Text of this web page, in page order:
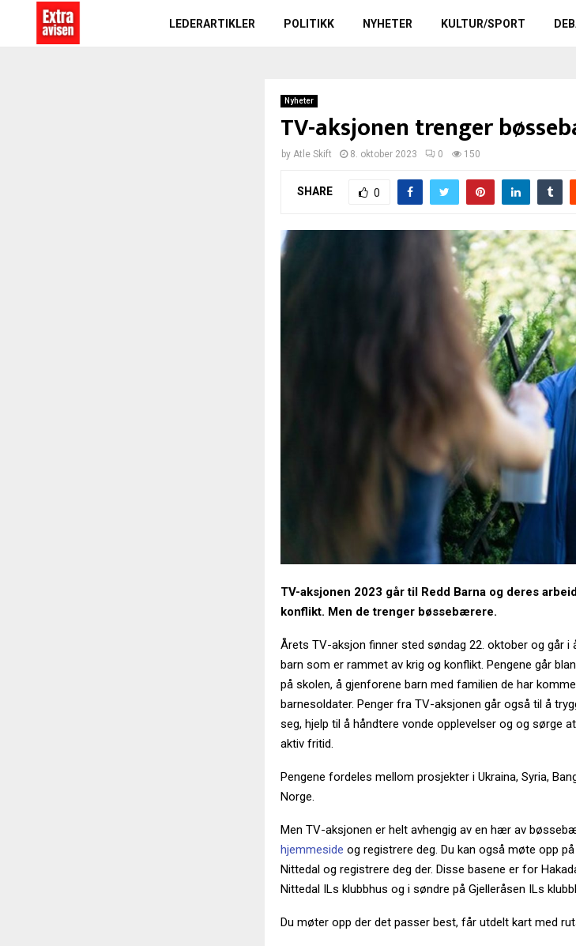
LEDERARTIKLER POLITIKK NYHETER KULTUR/SPORT
Nyheter
TV-aksjonen trenger
by Atle Skift 8. oktober 2023 0 150
SHARE 0
TV-aksjonen 2023 går til Redd Barna og deres
konflikt. Men de trenger bøssebærere.
Årets TV-aksjon finner sted søndag 22. oktober og går i
barn som er rammet av krig og konflikt. Pengene går
på skolen, å gjenforene barn med familien de har
barnesoldater. Penger fra TV-aksjonen går også til å
seg, hjelp til å håndtere vonde opplevelser og og sørge
aktiv fritid.
Pengene fordeles mellom prosjekter i Ukraina, Syria,
Norge.
Men TV-aksjonen er helt avhengig av en hær av
hjemmeside og registrere deg. Du kan også møte opp
Nittedal og registrere deg der. Disse basene er for
Nittedal ILs klubbhus og i søndre på Gjelleråsen ILs
Du møter opp der det passer best, får utdelt kart med